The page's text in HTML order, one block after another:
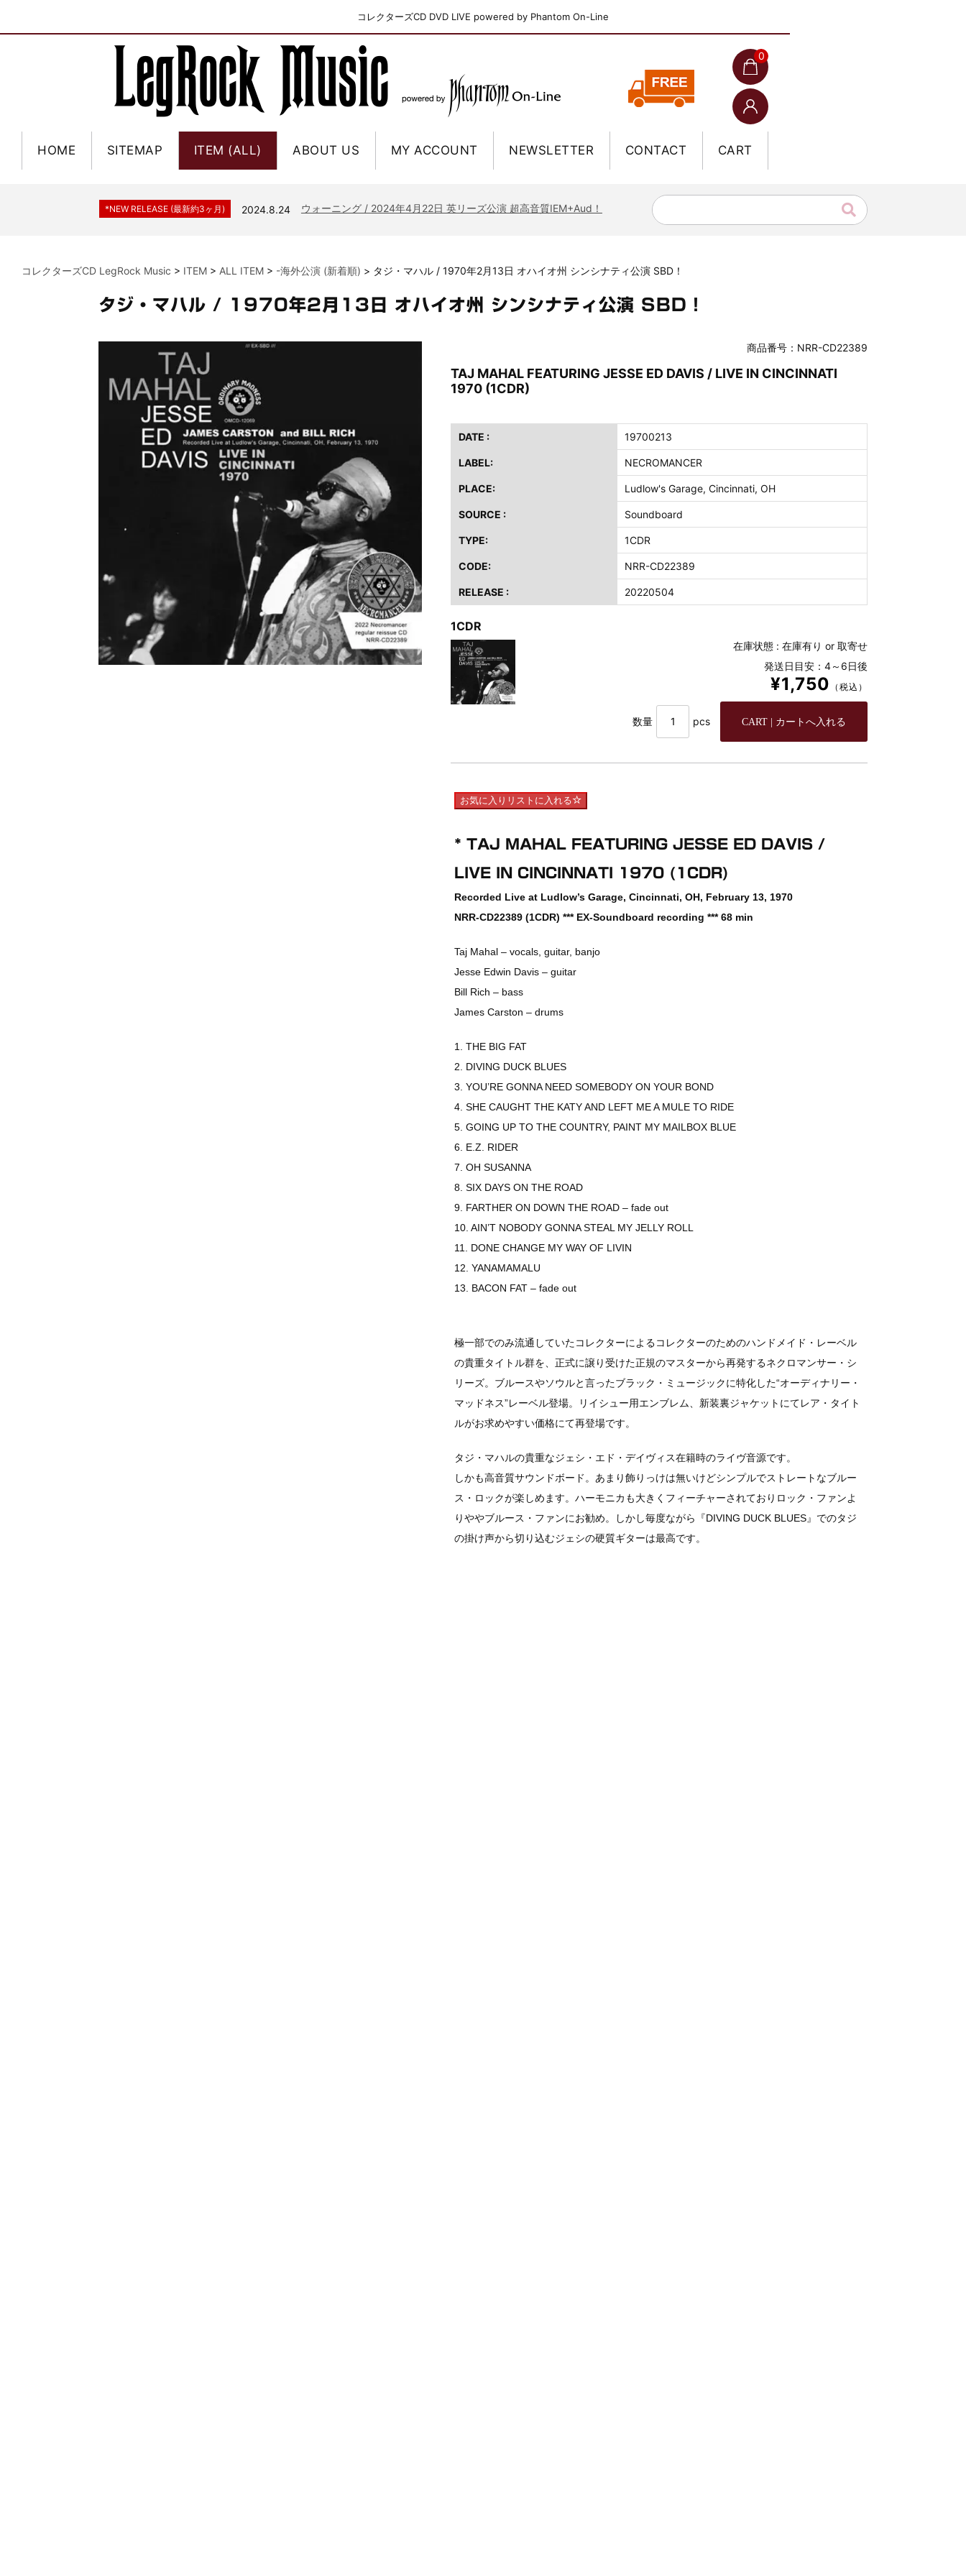
コレクターズCD DVD LIVE powered by Phantom On-Line
0
HOME SITEMAP ITEM (ALL) ABOUT US MY ACCOUNT NEWSLETTER CONTACT CART
*NEW RELEASE (最新約3ヶ月) 2024.6.9 ジャーニー / 1979年5月8+9日 コロラド州 2公演 SBD 完全収録！
*NEW RELEASE (最新約3ヶ月) 2024.8.24 ウォーニング / 2024年4月22日 英リーズ公演 超高音質IEM+Aud！
スコーピオンズ / 2024年6月15日 リスボン公演 FHD 完全収録！
*NEW RELEASE (最新約3ヶ月) 2024.6.20 マネスキン / 2024年6月9日 ドイツ ROCK AM RING 公演 FHD 完全収録！
2024.6.9
*NEW RELEASE (最新約3ヶ月)
*NEW RELEASE (最新約3ヶ月) 2024.6.9 ジャーニー / 1979年5月8+9日 コロラド州 2公演 SBD 完全収録！
*NEW RELEASE (最新約3ヶ月) 2024.11.9 NGHFB / 2024年7月28日 フジロック’24公演 超高音質AI-SBD！
*NEW RELEASE (最新約3ヶ月) 2024.8.24
*NEW RELEASE (最新約3ヶ月) 2024.6.24 ビリー・ジョエル / 2024年3月24日 100Aniv. 米M.S.G公演 完全収録！
*NEW RELEASE (最新約3ヶ月)
2024.6.24
リアム・ギャラガー / 2024年6月3日 カーディフ公演 IEM/AUD 完全収録！
2024.6.24 スコーピオンズ / 2024年6月15日 リスボン公演 FHD 完全収録！
2024.6.20 マネスキン / 2024年6月9日 ドイツ ROCK AM RING 公演 FHD 完全収録！
*NEW RELEASE (最新約3ヶ月) 2024.6.9 リアム・ギャラガー / 2024年6月1日 英国シェフィールド公演 完全収録！
2024.6.9 メガデス / 2023年8月4日 ドイツ W.O.A. 公演 FHD 完全収録！
2024.6.9 ユーライア・ヒープ / 2023年8月3日 ドイツ W.O.A. 公演 FHD 完全収録！
*NEW RELEASE (最新約3ヶ月) 2024.6.9 ジャーニー / 1979年5月8+9日 コロラド州 2公演 SBD 完全収録！
コレクターズCD LegRock Music > ITEM > ALL ITEM > -海外公演 (新着順) > タジ・マハル / 1970年2月13日 オハイオ州 シンシナティ公演 SBD！
タジ・マハル / 1970年2月13日 オハイオ州 シンシナティ公演 SBD！
商品番号：NRR-CD22389
TAJ MAHAL FEATURING JESSE ED DAVIS / LIVE IN CINCINNATI
1970 (1CDR)
DATE : 19700213
LABEL: NECROMANCER
PLACE: Ludlow's Garage, Cincinnati, OH
SOURCE : Soundboard
TYPE: 1CDR
CODE: NRR-CD22389
RELEASE : 20220504
1CDR
在庫状態 : 在庫有り or 取寄せ
発送日目安：4～6日後
¥1,750 （税込）
数量 pcs
お気に入りリストに入れる
* TAJ MAHAL FEATURING JESSE ED DAVIS /
LIVE IN CINCINNATI 1970 (1CDR)
Recorded Live at Ludlow’s Garage, Cincinnati, OH, February 13, 1970
NRR-CD22389 (1CDR) *** EX-Soundboard recording *** 68 min
Taj Mahal – vocals, guitar, banjo
Jesse Edwin Davis – guitar
Bill Rich – bass
James Carston – drums
1. THE BIG FAT
2. DIVING DUCK BLUES
3. YOU’RE GONNA NEED SOMEBODY ON YOUR BOND
4. SHE CAUGHT THE KATY AND LEFT ME A MULE TO RIDE
5. GOING UP TO THE COUNTRY, PAINT MY MAILBOX BLUE
6. E.Z. RIDER
7. OH SUSANNA
8. SIX DAYS ON THE ROAD
9. FARTHER ON DOWN THE ROAD – fade out
10. AIN’T NOBODY GONNA STEAL MY JELLY ROLL
11. DONE CHANGE MY WAY OF LIVIN
12. YANAMAMALU
13. BACON FAT – fade out
極一部でのみ流通していたコレクターによるコレクターのためのハンドメイド・レーベル
の貴重タイトル群を、正式に譲り受けた正規のマスターから再発するネクロマンサー・シ
リーズ。ブルースやソウルと言ったブラック・ミュージックに特化した“オーディナリー・
マッドネス”レーベル登場。リイシュー用エンブレム、新装裏ジャケットにてレア・タイト
ルがお求めやすい価格にて再登場です。
タジ・マハルの貴重なジェシ・エド・デイヴィス在籍時のライヴ音源です。
しかも高音質サウンドボード。あまり飾りっけは無いけどシンプルでストレートなブルー
ス・ロックが楽しめます。ハーモニカも大きくフィーチャーされておりロック・ファンよ
りややブルース・ファンにお勧め。しかし毎度ながら『DIVING DUCK BLUES』でのタジ
の掛け声から切り込むジェシの硬質ギターは最高です。